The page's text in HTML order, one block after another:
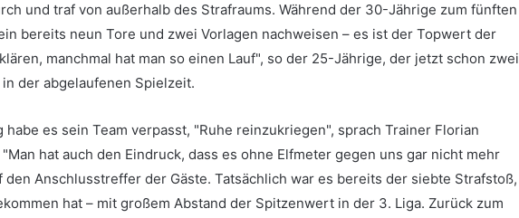
und traf von außerhalb des Strafraums. Während der 30-Jährige zum fünften
bereits neun Tore und zwei Vorlagen nachweisen – es ist der Topwert der
manchmal hat man so einen Lauf", so der 25-Jährige, der jetzt schon zwei
der abgelaufenen Spielzeit.
es sein Team verpasst, "Ruhe reinzukriegen", sprach Trainer Florian
hat auch den Eindruck, dass es ohne Elfmeter gegen uns gar nicht mehr
den Anschlusstreffer der Gäste. Tatsächlich war es bereits der siebte Strafstoß,
hat – mit großem Abstand der Spitzenwert in der 3. Liga. Zurück zum